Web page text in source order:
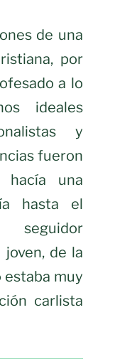
de una
por
a lo
ideales
y
fueron
hacía una
hasta el
de la
estaba muy
carlista